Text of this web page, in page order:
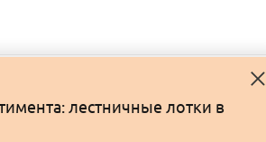
лестничные лотки в